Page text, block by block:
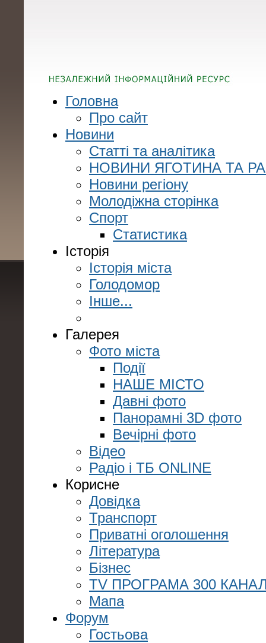
Головна
Про сайт
Новини
Статті та аналітика
НОВИНИ ЯГОТИНА ТА
Новини регіону
Молодіжна сторінка
Спорт
Статистика
Історія
Історія міста
Голодомор
Інше...
Галерея
Фото міста
Події
НАШЕ МІСТО
Давні фото
Панорамні 3D фото
Вечірні фото
Відео
Радіо і ТБ ONLINE
Корисне
Довідка
Транспорт
Приватні оголошення
Література
Бізнес
TV ПРОГРАМА 300
Мапа
Форум
Гостьова